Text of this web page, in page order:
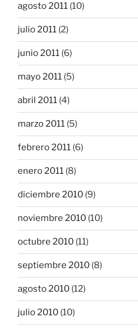
agosto 2011 (10)
julio 2011 (2)
junio 2011 (6)
mayo 2011 (5)
abril 2011 (4)
marzo 2011 (5)
febrero 2011 (6)
enero 2011 (8)
diciembre 2010 (9)
noviembre 2010 (10)
octubre 2010 (11)
septiembre 2010 (8)
agosto 2010 (12)
julio 2010 (10)